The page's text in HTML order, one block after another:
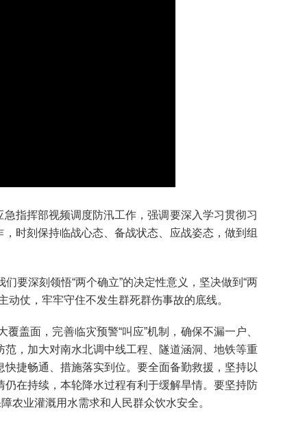
挥部视频调度防汛工作，强调要深入学习贯彻习
时刻保持临战心态、备战状态、应战姿态，做到组
深刻领悟“两个确立”的决定性意义，坚决做到“两
仗，牢牢守住不发生群死群伤事故的底线。
面，完善临灾预警“叫应”机制，确保不漏一户、
，加大对南水北调中线工程、隧道涵洞、地铁等重
捷畅通、措施落实到位。要全面备勤救援，坚持以
在持续，本轮降水过程有利于缓解旱情。要坚持防
农业灌溉用水需求和人民群众饮水安全。